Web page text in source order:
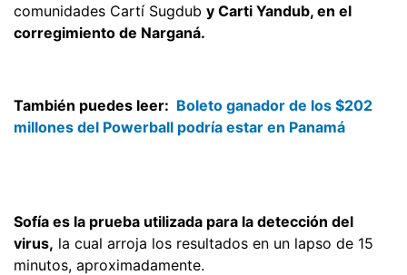
comunidades Cartí Sugdub y Carti Yandub, en el
corregimiento de Narganá.
También puedes leer: Boleto ganador de los $202
millones del Powerball podría estar en Panamá
Sofía es la prueba utilizada para la detección del
virus, la cual arroja los resultados en un lapso de 15
minutos, aproximadamente.